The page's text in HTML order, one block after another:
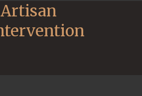
Artisan